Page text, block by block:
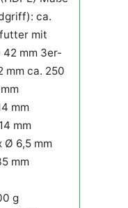
ca.
mit
42 mm 3er-
mm ca. 250
mm
mm
Ø 6,5 mm
mm
g